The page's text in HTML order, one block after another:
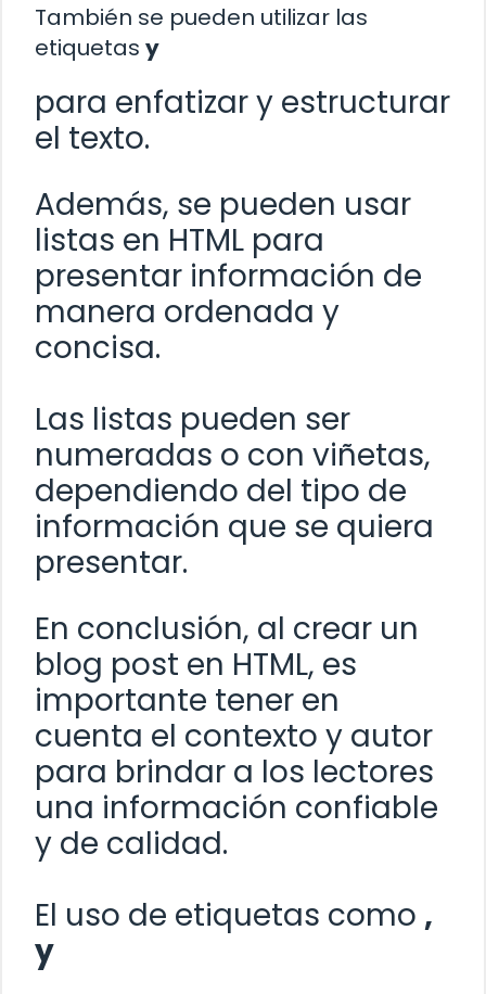
También se pueden utilizar las
etiquetas y
para enfatizar y estructurar
el texto.
Además, se pueden usar
listas en HTML para
presentar información de
manera ordenada y
concisa.
Las listas pueden ser
numeradas o con viñetas,
dependiendo del tipo de
información que se quiera
presentar.
En conclusión, al crear un
blog post en HTML, es
importante tener en
cuenta el contexto y autor
para brindar a los lectores
una información confiable
y de calidad.
El uso de etiquetas como ,
y